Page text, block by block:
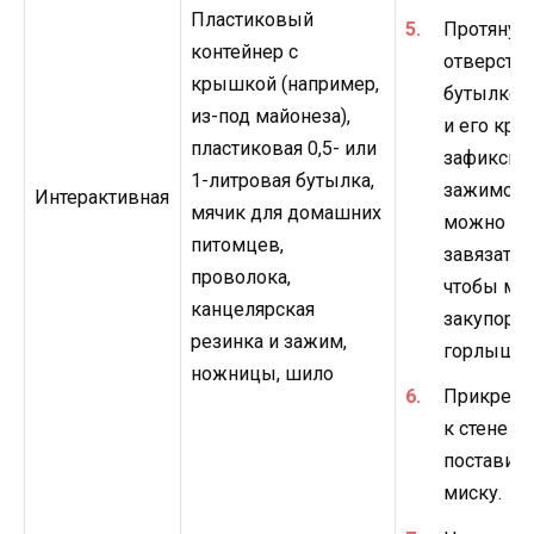
Интерактивная
Пластиковый
контейнер с
крышкой (например,
из-под майонеза),
пластиковая 0,5- или
1-литровая бутылка,
мячик для домашних
питомцев,
проволока,
канцелярская
резинка и зажим,
ножницы, шило
Протянув
бутылке,
и его
можно
завязать
чтобы
к стене
миску.